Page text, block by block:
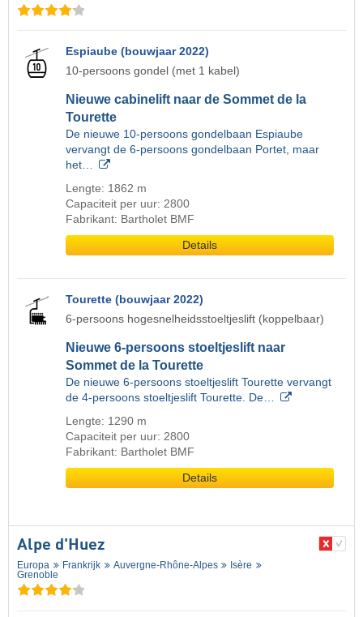
Espiaube (bouwjaar 2022)
10-persoons gondel (met 1 kabel)
Nieuwe cabinelift naar de Sommet de la
Tourette
De nieuwe 10-persoons gondelbaan Espiaube
vervangt de 6-persoons gondelbaan Portet, maar
het…
Lengte: 1862 m
Capaciteit per uur: 2800
Fabrikant: Bartholet BMF
Details
Tourette (bouwjaar 2022)
6-persoons hogesnelheidsstoeltjeslift (koppelbaar)
Nieuwe 6-persoons stoeltjeslift naar
Sommet de la Tourette
De nieuwe 6-persoons stoeltjeslift Tourette vervangt
de 4-persoons stoeltjeslift Tourette. De…
Lengte: 1290 m
Capaciteit per uur: 2800
Fabrikant: Bartholet BMF
Details
Alpe d'Huez
Europa Frankrijk Auvergne-Rhône-Alpes
Isère
Grenoble